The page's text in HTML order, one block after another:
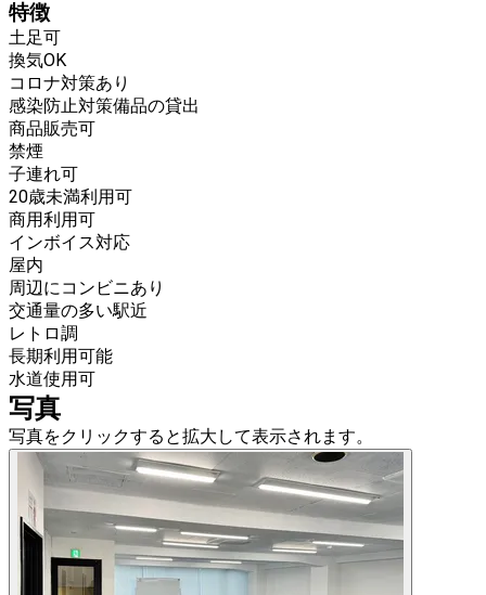
特徴
土足可
換気OK
コロナ対策あり
感染防止対策備品の貸出
商品販売可
禁煙
子連れ可
20歳未満利用可
商用利用可
インボイス対応
屋内
周辺にコンビニあり
交通量の多い駅近
レトロ調
長期利用可能
水道使用可
写真
写真をクリックすると拡大して表示されます。